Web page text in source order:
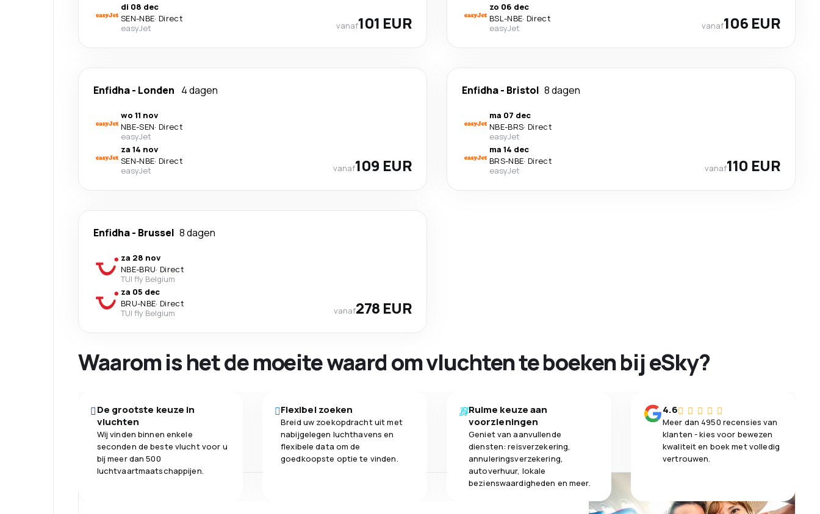
di 08 dec
SEN-NBE· Direct
easyJet
vanaf101 EUR
zo 06 dec
BSL-NBE· Direct
easyJet
vanaf106 EUR
Enfidha- Londen 4 dagen
wo 11 nov
NBE-SEN· Direct
easyJet
za 14 nov
SEN-NBE· Direct
easyJet
vanaf109 EUR
Enfidha- Bristol 8 dagen
ma 07 dec
NBE-BRS· Direct
easyJet
ma 14 dec
BRS-NBE· Direct
easyJet
vanaf110 EUR
Enfidha- Brussel 8 dagen
za 28 nov
NBE-BRU· Direct
TUI fly Belgium
za 05 dec
BRU-NBE· Direct
TUI fly Belgium
vanaf278 EUR
Waarom is het de moeite waard om vluchten te boeken bij eSky?
De grootste keuze in
vluchten
Wij vinden binnen enkele
seconden de beste vlucht voor u
bij meer dan 500
luchtvaartmaatschappijen.
Flexibel zoeken
Breid uw zoekopdracht uit met
nabijgelegen luchthavens en
flexibele data om de
goedkoopste optie te vinden.
Ruime keuze aan
voorzieningen
Geniet van aanvullende
diensten: reisverzekering,
annuleringsverzekering,
autoverhuur, lokale
bezienswaardigheden en meer.
4.6
Meer dan 4950 recensies van
klanten - kies voor bewezen
kwaliteit en boek met volledig
vertrouwen.